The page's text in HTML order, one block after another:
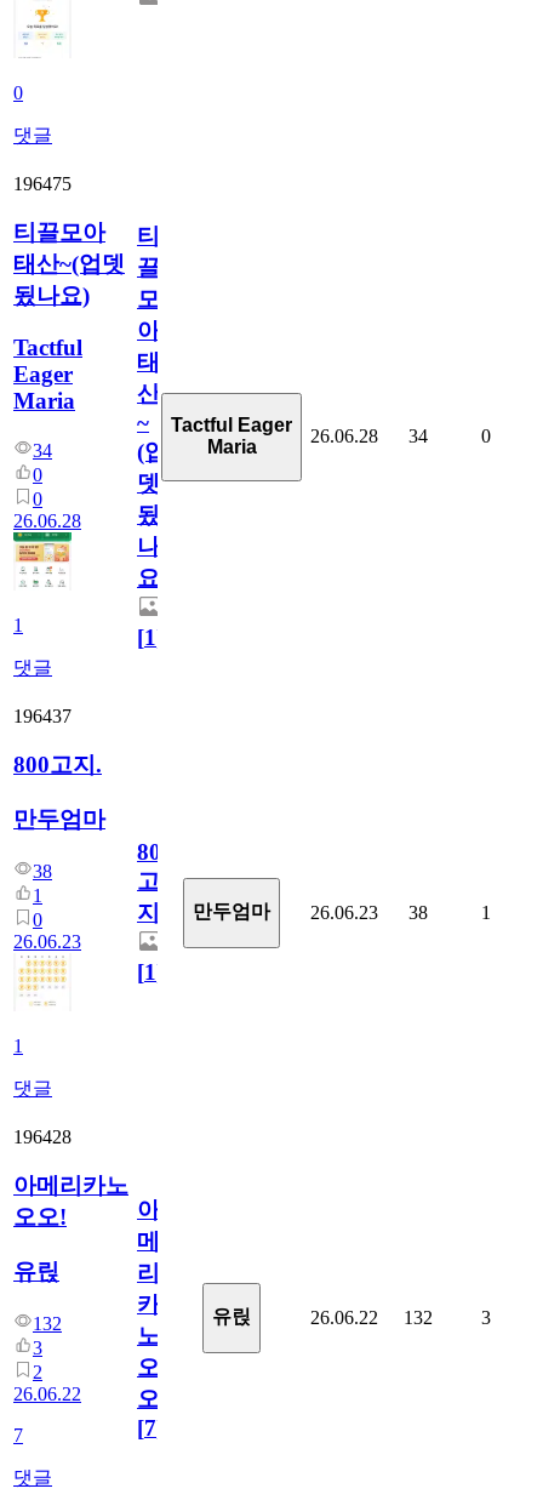
0
댓글
196475
티끌모아
태산~(업뎃
됬나요)
Tactful
Eager
Maria
34
0
0
26.06.28
1
댓글
티
끌
모
아
태
산
~
(업
뎃
됬
나
요)
[1]
Tactful Eager
Maria
26.06.28 34 0
196437
800고지.
만두엄마
38
1
0
26.06.23
1
댓글
800
고
지.
[1]
만두엄마 26.06.23 38 1
196428
아메리카노
오오!
유릱
132
3
2
26.06.22
7
댓글
아
메
리
카
노
오
오!
[7]
유릱 26.06.22 132 3